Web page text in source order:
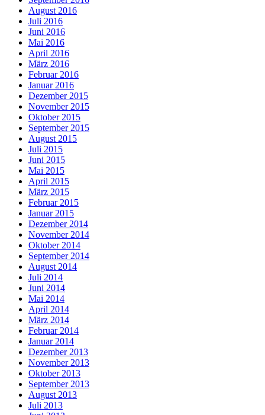
August 2016
Juli 2016
Juni 2016
Mai 2016
April 2016
März 2016
Februar 2016
Januar 2016
Dezember 2015
November 2015
Oktober 2015
September 2015
August 2015
Juli 2015
Juni 2015
Mai 2015
April 2015
März 2015
Februar 2015
Januar 2015
Dezember 2014
November 2014
Oktober 2014
September 2014
August 2014
Juli 2014
Juni 2014
Mai 2014
April 2014
März 2014
Februar 2014
Januar 2014
Dezember 2013
November 2013
Oktober 2013
September 2013
August 2013
Juli 2013